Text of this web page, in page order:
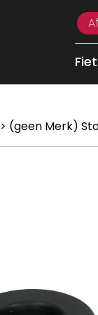
> (geen Merk)